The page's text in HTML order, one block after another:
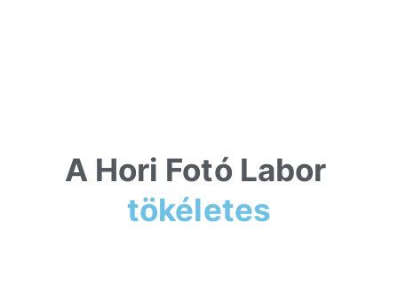
A Hori Fotó Labor
tökéletes